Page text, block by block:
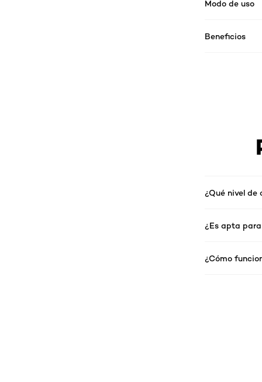
Modo de uso
Beneficios
¿Qué nivel de
¿Es apta
¿Cómo